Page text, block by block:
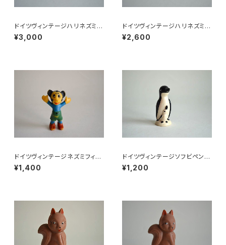
ドイツヴィンテージハリネズミの
小皿b
¥3,000
ドイツヴィンテージハリネズミの
小皿a
¥2,600
ドイツヴィンテージネズミフィギ
ュアa
¥1,400
ドイツヴィンテージソフビペンギ
ンの親子
¥1,200